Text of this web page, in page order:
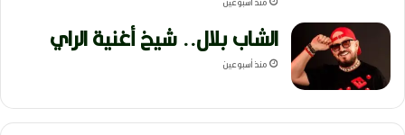
الشاب بلال.. شيخ أغنية الراي
منذ أسبوعين